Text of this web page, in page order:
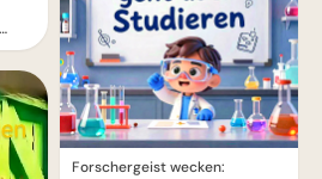
Forschergeist wecken: